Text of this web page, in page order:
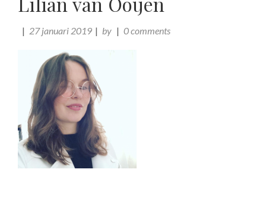
27 januari 2019 by 0 comments